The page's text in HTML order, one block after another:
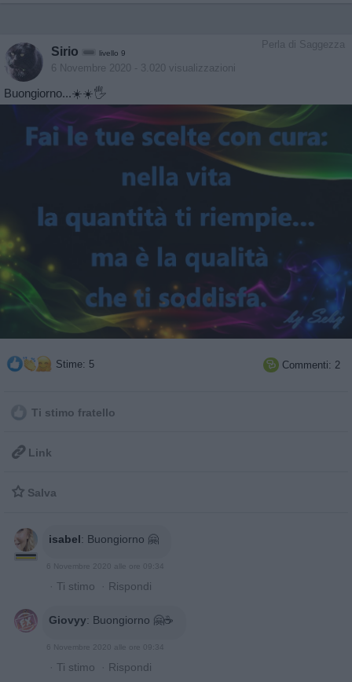
Perla di Saggezza
Sirio livello 9
6 Novembre 2020 - 3.020 visualizzazioni
Buongiorno...☀️☀️🖐
Stime: 5  Commenti: 2
Ti stimo fratello
 Link
 Salva
isabel: Buongiorno 🤗
6 Novembre 2020 alle ore 09:34
· Ti stimo · Rispondi
Giovyy: Buongiorno 🤗☕
6 Novembre 2020 alle ore 09:34
· Ti stimo · Rispondi